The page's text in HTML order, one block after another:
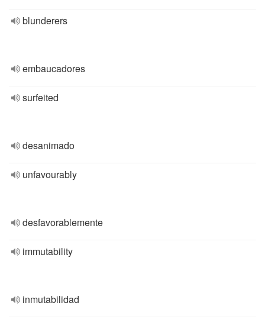
blunderers
embaucadores
surfeited
desanimado
unfavourably
desfavorablemente
immutability
inmutabilidad